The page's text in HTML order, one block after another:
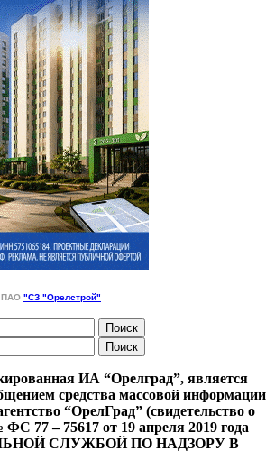
ПАО "СЗ "Орелстрой"
ИА “Орелград”, является
средства массовой информации
“ОрелГрад” (свидетельство о
77 – 75617 от 19 апреля 2019 года
СЛУЖБОЙ ПО НАДЗОРУ В